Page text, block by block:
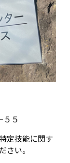
５
定技能に関す
さい。